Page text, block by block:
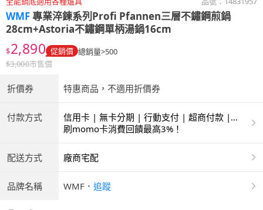
WMF專業淬鍊系列Profi Pfannen三層不鏽鋼煎鍋
28cm+Astoria不鏽鋼單柄湯鍋16cm
$2,890 促銷價 總銷量>500
$3,000市售價
折價券 特惠商品，不適用折價券
付款方式
信用卡 | 無卡分期 | 行動支付 | 超商付款 |
ATM | 銀聯卡
刷momo卡消費回饋最高3%！
配送方式 廠商宅配
品牌名稱 WMF ． 追蹤